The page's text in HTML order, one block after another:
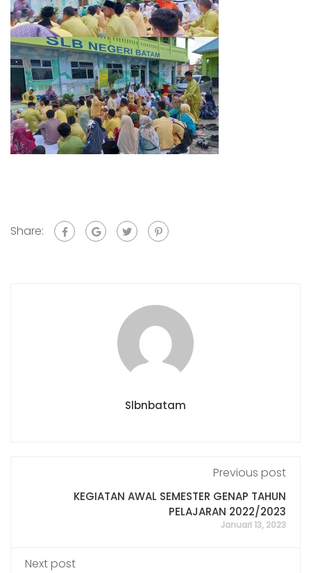
Share:
Slbnbatam
Previous post
KEGIATAN AWAL SEMESTER GENAP TAHUN
PELAJARAN 2022/2023
Januari 13, 2023
Next post